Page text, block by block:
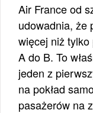
Air France od
udowadnia, że
więcej niż
A do B. To
jeden z
na pokład
pasażerów na